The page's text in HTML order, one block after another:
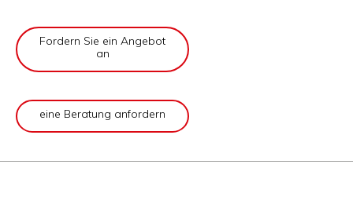
Fordern Sie ein Angebot
an
eine Beratung anfordern